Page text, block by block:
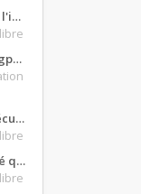
Je me remets au VTT pour l'intersaison, version électrique
Présentation de riodji en gpz500
Vous mangez quoi pour récupérer après une grosse journée de moto ?
Organiser une soirée d'été qui claque : vos bons plans matos ?